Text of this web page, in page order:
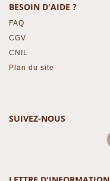
BESOIN D'AIDE ?
FAQ
CGV
CNIL
Plan du site
SUIVEZ-NOUS